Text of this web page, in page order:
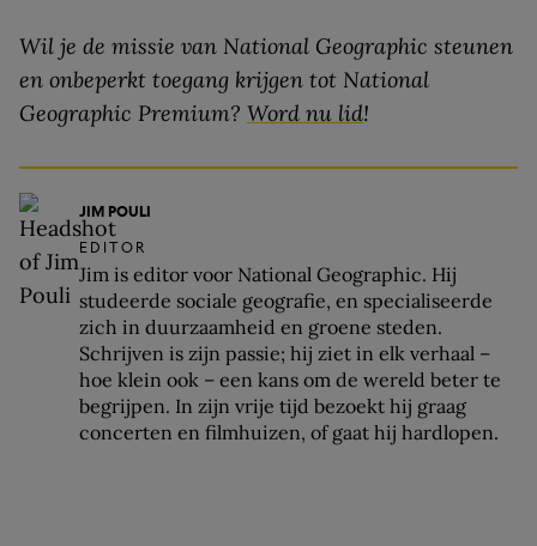
Wil je de missie van National Geographic steunen
en onbeperkt toegang krijgen tot National
Geographic Premium? Word nu lid!
JIM POULI
EDITOR
Jim is editor voor National Geographic. Hij
studeerde sociale geografie, en specialiseerde
zich in duurzaamheid en groene steden.
Schrijven is zijn passie; hij ziet in elk verhaal –
hoe klein ook – een kans om de wereld beter te
begrijpen. In zijn vrije tijd bezoekt hij graag
concerten en filmhuizen, of gaat hij hardlopen.